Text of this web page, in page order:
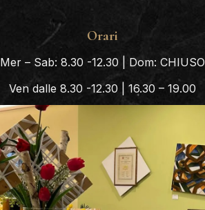
Orari
Mer – Sab: 8.30 -12.30 | Dom: CHIUSO
Ven dalle 8.30 -12.30 | 16.30 – 19.00